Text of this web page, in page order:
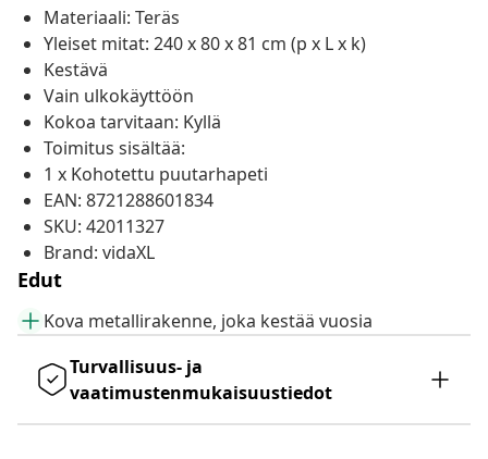
Materiaali: Teräs
Yleiset mitat: 240 x 80 x 81 cm (p x L x k)
Kestävä
Vain ulkokäyttöön
Kokoa tarvitaan: Kyllä
Toimitus sisältää:
1 x Kohotettu puutarhapeti
EAN: 8721288601834
SKU: 42011327
Brand: vidaXL
Edut
Kova metallirakenne, joka kestää vuosia
Turvallisuus- ja
vaatimustenmukaisuustiedot